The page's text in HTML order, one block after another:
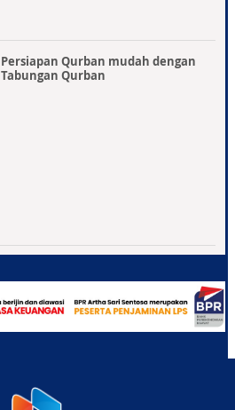
Persiapan Qurban mudah dengan
Tabungan Qurban